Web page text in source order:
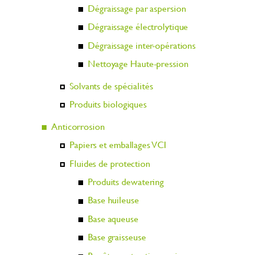
Dégraissage par aspersion
Dégraissage électrolytique
Dégraissage inter-opérations
Nettoyage Haute-pression
Solvants de spécialités
Produits biologiques
Anticorrosion
Papiers et emballages VCI
Fluides de protection
Produits dewatering
Base huileuse
Base aqueuse
Base graisseuse